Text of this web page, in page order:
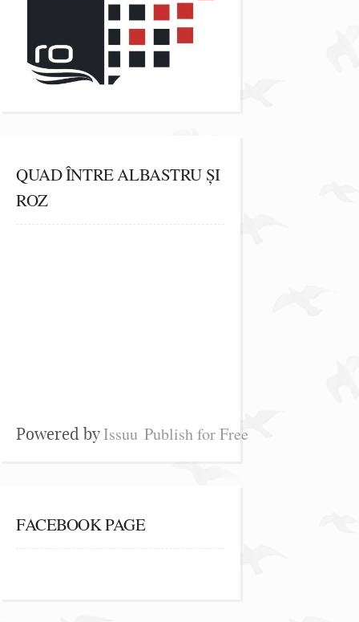
QUAD ÎNTRE ALBASTRU ȘI
ROZ
Powered byIssuu Publish for Free
FACEBOOK PAGE